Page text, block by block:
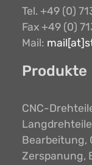
Tel. +49 (0)
Fax +49 (0)
Mail:
Produkte
CNC-
Bearbeitung,
Zerspanung,